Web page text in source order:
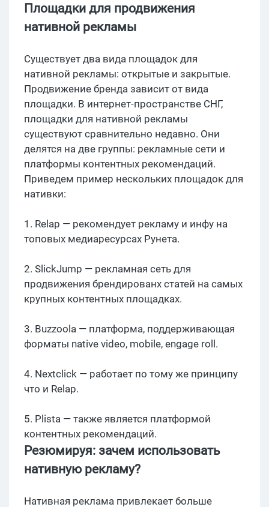
Площадки для продвижения
нативной рекламы
Существует два вида площадок для
нативной рекламы: открытые и закрытые.
Продвижение бренда зависит от вида
площадки. В интернет-пространстве СНГ,
площадки для нативной рекламы
существуют сравнительно недавно. Они
делятся на две группы: рекламные сети и
платформы контентных рекомендаций.
Приведем пример нескольких площадок для
нативки:
1. Relap — рекомендует рекламу и инфу на
топовых медиаресурсах Рунета.
2. SlickJump — рекламная сеть для
продвижения брендированх статей на самых
крупных контентных площадках.
3. Buzzoola — платформа, поддерживающая
форматы native video, mobile, engage roll.
4. Nextclick — работает по тому же принципу
что и Relap.
5. Plista — также является платформой
контентных рекомендаций.
Резюмируя: зачем использовать
нативную рекламу?
Нативная реклама привлекает больше